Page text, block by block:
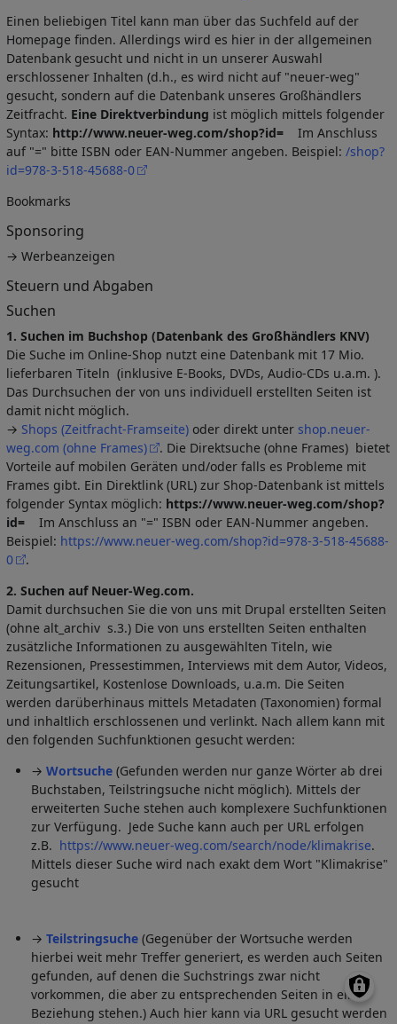
Einen beliebigen Titel kann man über das Suchfeld auf der
Homepage finden. Allerdings wird es hier in der allgemeinen
Datenbank gesucht und nicht in un unserer Auswahl
erschlossener Inhalten (d.h., es wird nicht auf "neuer-weg"
gesucht, sondern auf die Datenbank unseres Großhändlers
Zeitfracht. Eine Direktverbindung ist möglich mittels folgender
Syntax: http://www.neuer-weg.com/shop?id= Im Anschluss
auf "=" bitte ISBN oder EAN-Nummer angeben. Beispiel: /shop?
id=978-3-518-45688-0
Bookmarks
Sponsoring
→ Werbeanzeigen
Steuern und Abgaben
Suchen
1. Suchen im Buchshop (Datenbank des Großhändlers KNV)
Die Suche im Online-Shop nutzt eine Datenbank mit 17 Mio.
lieferbaren Titeln (inklusive E-Books, DVDs, Audio-CDs u.a.m. ).
Das Durchsuchen der von uns individuell erstellten Seiten ist
damit nicht möglich.
→ Shops (Zeitfracht-Framseite) oder direkt unter shop.neuer-
weg.com (ohne Frames)
. Die Direktsuche (ohne Frames) bietet
Vorteile auf mobilen Geräten und/oder falls es Probleme mit
Frames gibt. Ein Direktlink (URL) zur Shop-Datenbank ist mittels
folgender Syntax möglich: https://www.neuer-weg.com/shop?
id= Im Anschluss an "=" ISBN oder EAN-Nummer angeben.
Beispiel: https://www.neuer-weg.com/shop?id=978-3-518-45688-
0
.
2. Suchen auf Neuer-Weg.com.
Damit durchsuchen Sie die von uns mit Drupal erstellten Seiten
(ohne alt_archiv s.3.) Die von uns erstellten Seiten enthalten
zusätzliche Informationen zu ausgewählten Titeln, wie
Rezensionen, Pressestimmen, Interviews mit dem Autor, Videos,
Zeitungsartikel, Kostenlose Downloads, u.a.m. Die Seiten
werden darüberhinaus mittels Metadaten (Taxonomien) formal
und inhaltlich erschlossenen und verlinkt. Nach allem kann mit
den folgenden Suchfunktionen gesucht werden:
→ Wortsuche (Gefunden werden nur ganze Wörter ab drei
Buchstaben, Teilstringsuche nicht möglich). Mittels der
erweiterten Suche stehen auch komplexere Suchfunktionen
zur Verfügung. Jede Suche kann auch per URL erfolgen
z.B. https://www.neuer-weg.com/search/node/klimakrise.
Mittels dieser Suche wird nach exakt dem Wort "Klimakrise"
gesucht
→ Teilstringsuche (Gegenüber der Wortsuche werden
hierbei weit mehr Treffer generiert, es werden auch Seiten
gefunden, auf denen die Suchstrings zwar nicht
vorkommen, die aber zu entsprechenden Seiten in einer
Beziehung stehen.) Auch hier kann via URL gesucht werden